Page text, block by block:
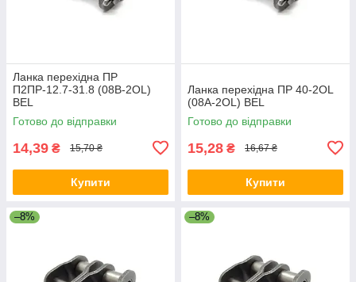
Ланка перехідна ПР
П2ПР-12.7-31.8 (08B-2OL)
BEL
Готово до відправки
14,39 ₴ 15,70 ₴
Купити
Ланка перехідна ПР 40-2OL
(08A-2OL) BEL
Готово до відправки
15,28 ₴ 16,67 ₴
Купити
–8% –8%